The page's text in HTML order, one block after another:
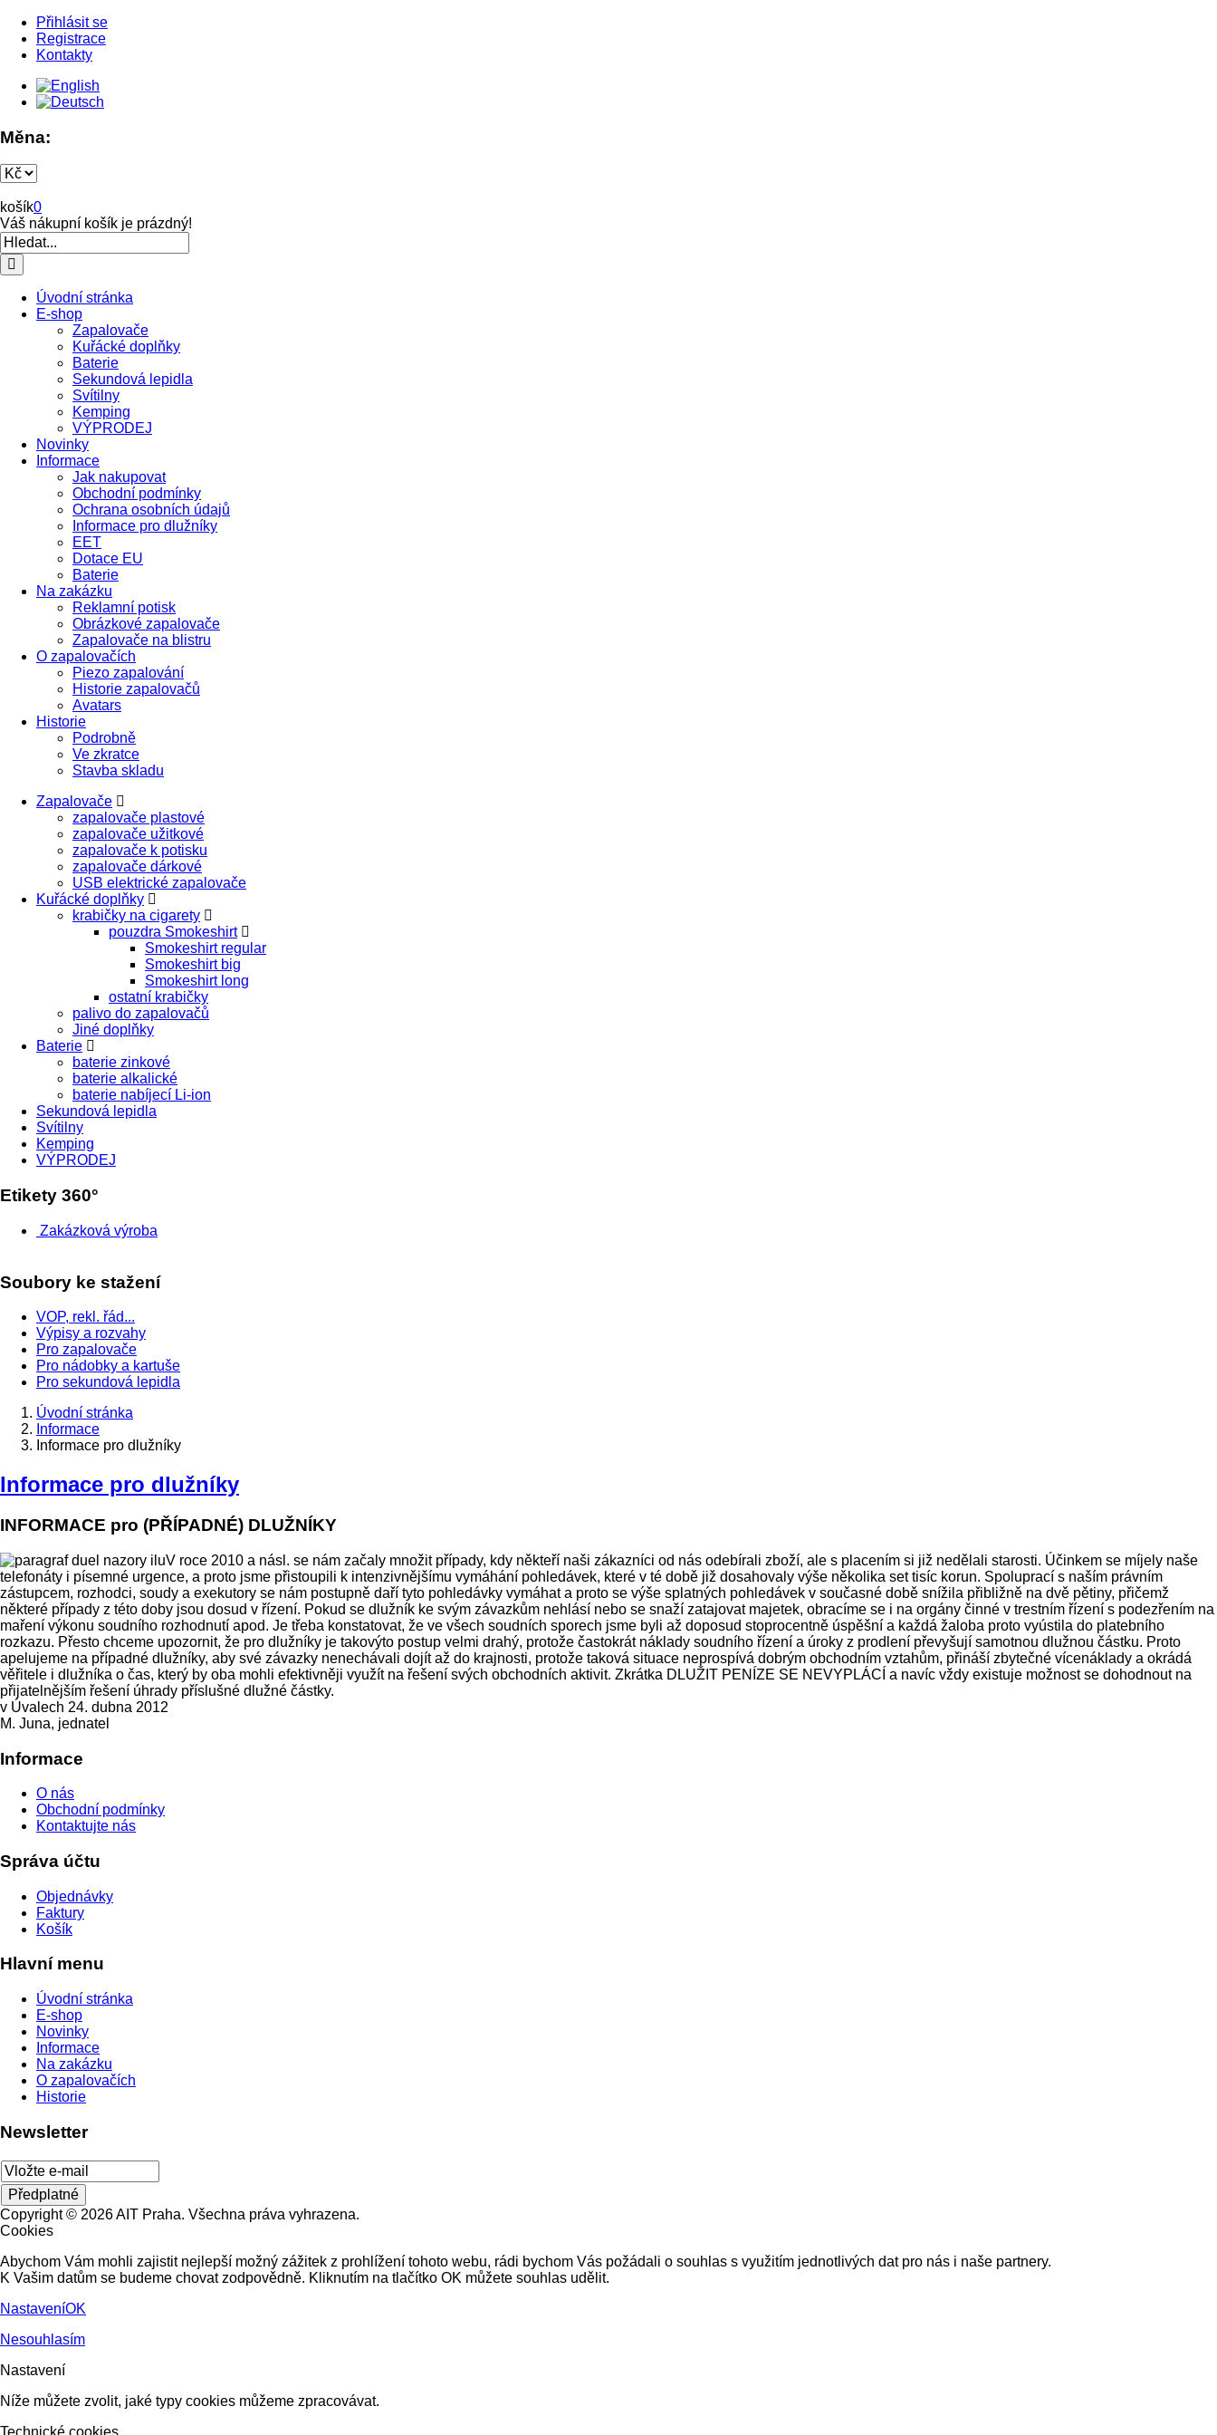
Přihlásit se
Registrace
Kontakty
Měna:
košík0
Váš nákupní košík je prázdný!
Úvodní stránka
E-shop
Zapalovače
Kuřácké doplňky
Baterie
Sekundová lepidla
Svítilny
Kemping
VÝPRODEJ
Novinky
Informace
Jak nakupovat
Obchodní podmínky
Ochrana osobních údajů
Informace pro dlužníky
EET
Dotace EU
Baterie
Na zakázku
Reklamní potisk
Obrázkové zapalovače
Zapalovače na blistru
O zapalovačích
Piezo zapalování
Historie zapalovačů
Avatars
Historie
Podrobně
Ve zkratce
Stavba skladu
Zapalovače
zapalovače plastové
zapalovače užitkové
zapalovače k potisku
zapalovače dárkové
USB elektrické zapalovače
Kuřácké doplňky
krabičky na cigarety
pouzdra Smokeshirt
Smokeshirt regular
Smokeshirt big
Smokeshirt long
ostatní krabičky
palivo do zapalovačů
Jiné doplňky
Baterie
baterie zinkové
baterie alkalické
baterie nabíjecí Li-ion
Sekundová lepidla
Svítilny
Kemping
VÝPRODEJ
Etikety 360°
Zakázková výroba
Soubory ke stažení
VOP, rekl. řád...
Výpisy a rozvahy
Pro zapalovače
Pro nádobky a kartuše
Pro sekundová lepidla
Úvodní stránka
Informace
Informace pro dlužníky
Informace pro dlužníky
INFORMACE pro (PŘÍPADNÉ) DLUŽNÍKY
V roce 2010 a násl. se nám začaly množit případy, kdy někteří naši zákazníci od nás odebírali zboží, ale s placením si již nedělali starosti. Účinkem se míjely naše
telefonáty i písemné urgence, a proto jsme přistoupili k intenzivnějšímu vymáhání pohledávek, které v té době již dosahovaly výše několika set tisíc korun. Spoluprací s naším právním
zástupcem, rozhodci, soudy a exekutory se nám postupně daří tyto pohledávky vymáhat a proto se výše splatných pohledávek v současné době snížila přibližně na dvě pětiny, přičemž
některé případy z této doby jsou dosud v řízení. Pokud se dlužník ke svým závazkům nehlásí nebo se snaží zatajovat majetek, obracíme se i na orgány činné v trestním řízení s podezřením na
maření výkonu soudního rozhodnutí apod. Je třeba konstatovat, že ve všech soudních sporech jsme byli až doposud stoprocentně úspěšní a každá žaloba proto vyústila do platebního
rozkazu. Přesto chceme upozornit, že pro dlužníky je takovýto postup velmi drahý, protože častokrát náklady soudního řízení a úroky z prodlení převyšují samotnou dlužnou částku. Proto
apelujeme na případné dlužníky, aby své závazky nenechávali dojít až do krajnosti, protože taková situace neprospívá dobrým obchodním vztahům, přináší zbytečné vícenáklady a okrádá
věřitele i dlužníka o čas, který by oba mohli efektivněji využít na řešení svých obchodních aktivit. Zkrátka DLUŽIT PENÍZE SE NEVYPLÁCÍ a navíc vždy existuje možnost se dohodnout na
přijatelnějším řešení úhrady příslušné dlužné částky.
v Úvalech 24. dubna 2012
M. Juna, jednatel
Informace
O nás
Obchodní podmínky
Kontaktujte nás
Správa účtu
Objednávky
Faktury
Košík
Hlavní menu
Úvodní stránka
E-shop
Novinky
Informace
Na zakázku
O zapalovačích
Historie
Newsletter
Copyright © 2026 AIT Praha. Všechna práva vyhrazena.
Cookies
Abychom Vám mohli zajistit nejlepší možný zážitek z prohlížení tohoto webu, rádi bychom Vás požádali o souhlas s využitím jednotlivých dat pro nás i naše partnery.
K Vašim datům se budeme chovat zodpovědně. Kliknutím na tlačítko OK můžete souhlas udělit.
NastaveníOK
Nesouhlasím
Nastavení
Níže můžete zvolit, jaké typy cookies můžeme zpracovávat.
Technické cookies